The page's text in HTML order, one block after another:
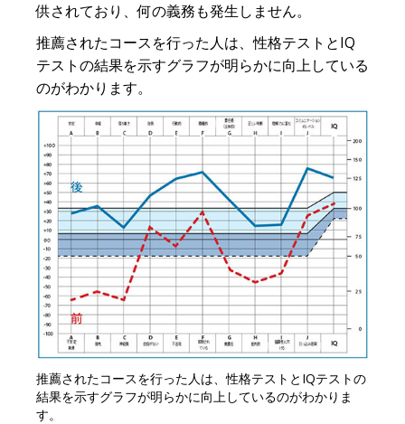
供されており、何の義務も発生しません。
推薦されたコースを行った人は、性格テストとIQ
テストの結果を示すグラフが明らかに向上している
のがわかります。
推薦されたコースを行った人は、性格テストとIQテストの
結果を示すグラフが明らかに向上しているのがわかりま
す。